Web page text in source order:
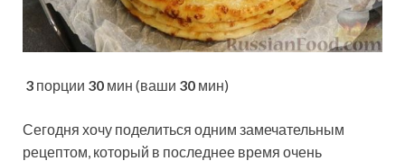
3 порции 30 мин (ваши 30 мин)
Сегодня хочу поделиться одним замечательным
рецептом, который в последнее время очень